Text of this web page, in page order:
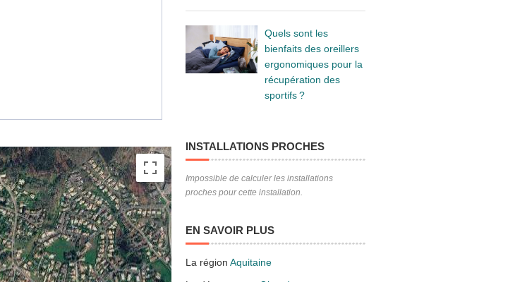
Quels sont les
bienfaits des oreillers
ergonomiques pour la
récupération des
sportifs ?
INSTALLATIONS PROCHES
Impossible de calculer les installations
proches pour cette installation.
EN SAVOIR PLUS
La région Aquitaine